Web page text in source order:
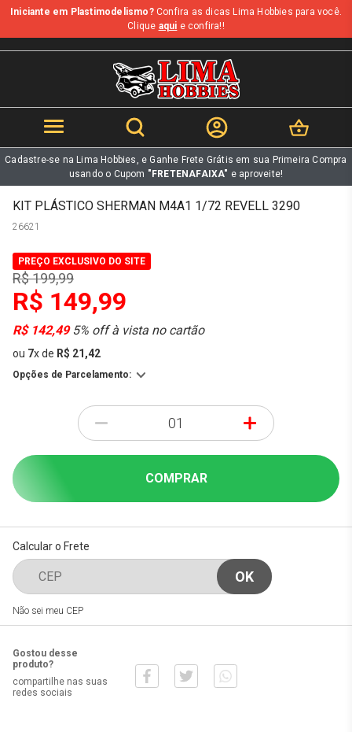
b
Iniciante em Plastimodelismo?Confira as dicas Lima Hobbies para você.
Clique aqui e confira!!
Cadastre-se na Lima Hobbies, e Ganhe Frete Grátis em sua Primeira Compra
usando o Cupom "FRETENAFAIXA" e aproveite!
KIT PLÁSTICO SHERMAN M4A1 1/72 REVELL 3290
26621
PREÇO EXCLUSIVO DO SITE
R$ 199,99
R$ 149,99
R$ 142,495% off à vista no cartão
ou 7xde R$ 21,42
Opções de Parcelamento:
- +
COMPRAR
Calcular o Frete
Não sei meu CEP
Gostou desse
produto?
compartilhe nas suas
redes sociais